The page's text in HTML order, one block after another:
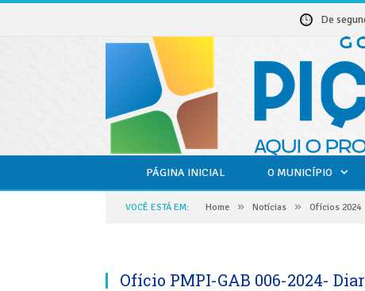
De
PÁGINA INICIAL O MUNICÍPIO
VOCÊ ESTÁ EM: Home » Notícias » Ofícios 2024
Ofício PMPI-GAB 006-2024-